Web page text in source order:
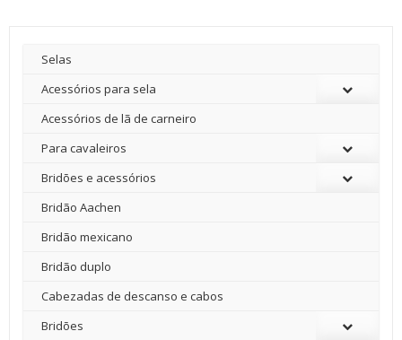
Selas
Acessórios para sela
Acessórios de lã de carneiro
Para cavaleiros
Bridões e acessórios
Bridão Aachen
Bridão mexicano
Bridão duplo
Cabezadas de descanso e cabos
Bridões